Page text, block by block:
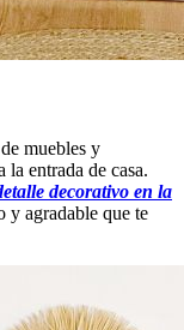
muebles y
la entrada de casa.
decorativo en la
y agradable que te